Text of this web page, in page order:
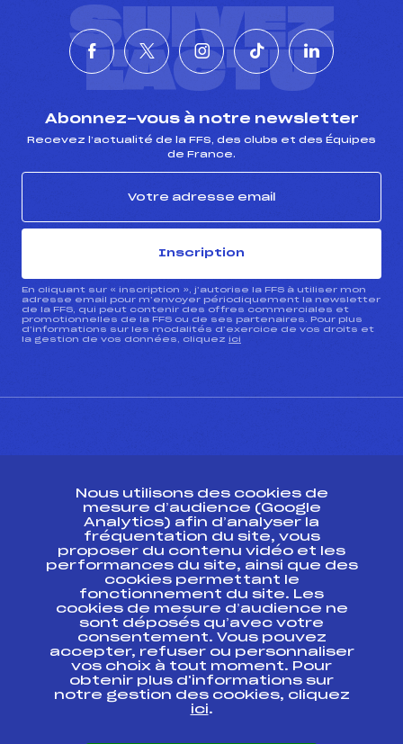
SUIVEZ
L'ACTU
Abonnez-vous à notre newsletter
Recevez l’actualité de la FFS, des clubs et des Équipes
de France.
Inscription
En cliquant sur « inscription », j’autorise la FFS à utiliser mon
adresse email pour m’envoyer périodiquement la newsletter
de la FFS, qui peut contenir des offres commerciales et
promotionnelles de la FFS ou de ses partenaires. Pour plus
d’informations sur les modalités d’exercice de vos droits et
la gestion de vos données, cliquez ici
Ressources
Pass’Neige
Projet sportif fédéral
Projet de performance fédéral
Antidopage
Pôle Développement, Formation, Suivi
Scientifique
Listes ministérielles
Pôle vie de l’athlète
Enseignement professionnel
Nous utilisons des cookies de
mesure d’audience (Google
Analytics) afin d’analyser la
fréquentation du site, vous
proposer du contenu vidéo et les
performances du site, ainsi que des
cookies permettant le
fonctionnement du site. Les
cookies de mesure d’audience ne
sont déposés qu’avec votre
consentement. Vous pouvez
accepter, refuser ou personnaliser
vos choix à tout moment. Pour
obtenir plus d'informations sur
notre gestion des cookies, cliquez
ici.